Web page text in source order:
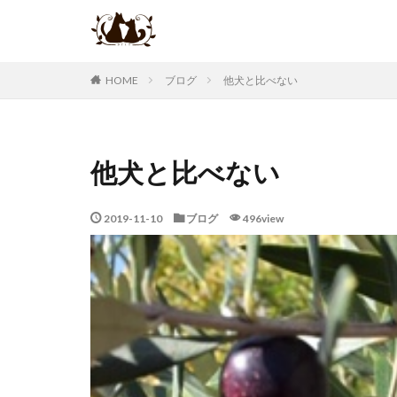
HOME ブログ 他犬と比べない
他犬と比べない
2019-11-10 ブログ 496view